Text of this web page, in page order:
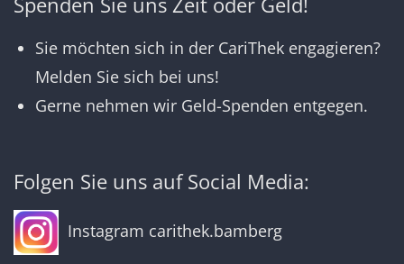
Sie möchten sich in der CariThek engagieren?
Melden Sie sich bei uns!
Gerne nehmen wir Geld-Spenden entgegen.
Folgen Sie uns auf Social Media:
Instagram carithek.bamberg